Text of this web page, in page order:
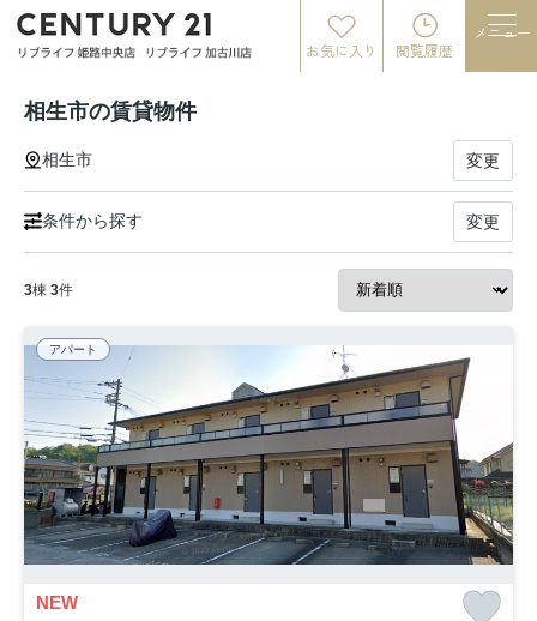
お気に入り 閲覧履歴
メニュー
相生市の賃貸物件
相生市 変更
条件から探す 変更
3棟 3件
アパート
NEW